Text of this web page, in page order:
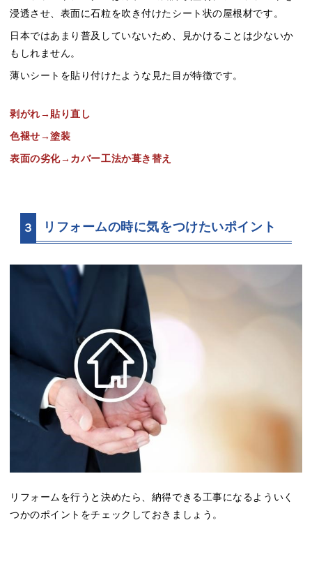
浸透させ、表面に石粒を吹き付けたシート状の屋根材です。
日本ではあまり普及していないため、見かけることは少ないか
もしれません。
薄いシートを貼り付けたような見た目が特徴です。
剥がれ→貼り直し
色褪せ→塗装
表面の劣化→カバー工法か葺き替え
３ リフォームの時に気をつけたいポイント
リフォームを行うと決めたら、納得できる工事になるよういく
つかのポイントをチェックしておきましょう。